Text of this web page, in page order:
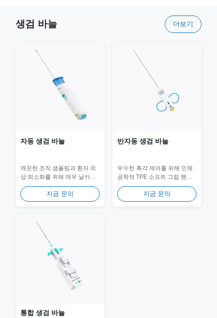
생검 바늘 더보기
자동 생검 바늘
깨끗한 조직 샘플링과 환자 외
상 최소화를 위해 매우 날카로
운 팁을 갖춘 고성능 생검 바늘
입니다. 인체공학적 핸들 디자
인은 중재 시술 중 탁월한 제어
지금 문의
반자동 생검 바늘
우수한 촉각 제어를 위해 인체
공학적 TPE 소프트 그립 핸들
을 갖춘 정밀 반자동 생검 바늘
입니다. 2단계 수동 로딩 시스
템과 고도로 제어된 연조직 샘
지금 문의
통합 생검 바늘